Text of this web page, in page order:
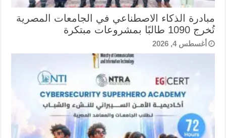
مبادرة الذكاء الاصطناعي في الجامعات المصرية
تُخرج 1090 طالبًا بمشروعات مبتكرة
أغسطس 4, 2026